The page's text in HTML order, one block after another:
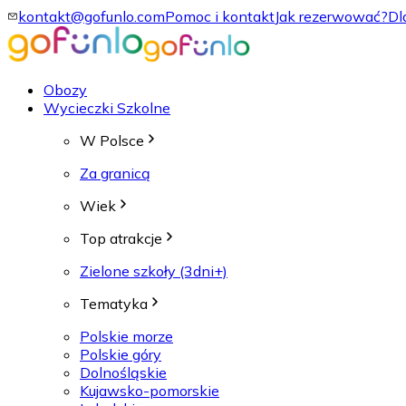
kontakt@gofunlo.comPomoc i kontaktJak rezerwować?
Obozy
Wycieczki Szkolne
W Polsce
Za granicą
Wiek
Top atrakcje
Zielone szkoły (3dni+)
Tematyka
Polskie morze
Polskie góry
Dolnośląskie
Kujawsko-pomorskie